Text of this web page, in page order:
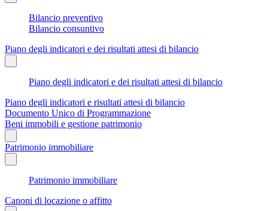
Bilancio preventivo
Bilancio consuntivo
Piano degli indicatori e dei risultati attesi di bilancio
Piano degli indicatori e dei risultati attesi di bilancio
Piano degli indicatori e risultati attesi di bilancio
Documento Unico di Programmazione
Beni immobili e gestione patrimonio
Patrimonio immobiliare
Patrimonio immobiliare
Canoni di locazione o affitto